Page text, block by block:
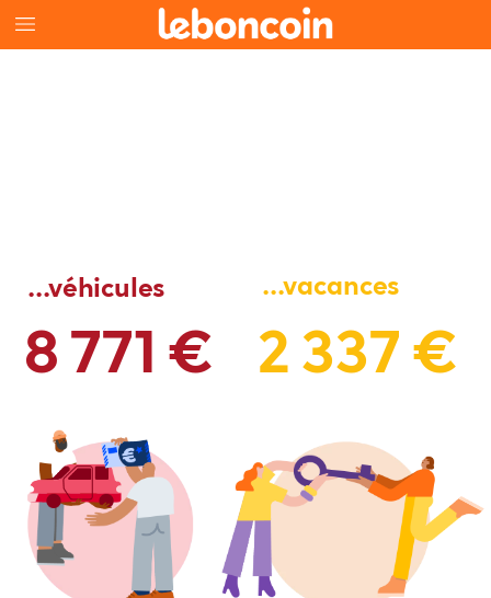
8771 € 2337€
...véhicules ...vacances